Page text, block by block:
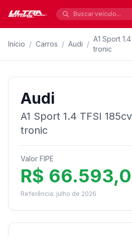
Início / Carros / Audi /
A1 Sport
tronic
Audi
A1 Sport 1.4 TFSI
tronic
Valor FIPE
R$
Referência: julho de 2026